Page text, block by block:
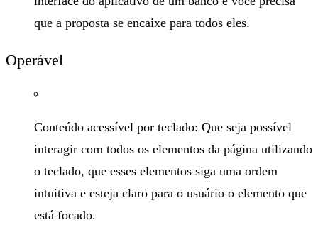
que a proposta se encaixe para todos eles.
Operável
Conteúdo acessível por teclado: Que seja possível
interagir com todos os elementos da página utilizando
o teclado, que esses elementos siga uma ordem
intuitiva e esteja claro para o usuário o elemento que
está focado.